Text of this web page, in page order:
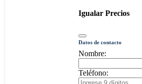
Igualar Precios
Datos de contacto
Nombre:
Teléfono: